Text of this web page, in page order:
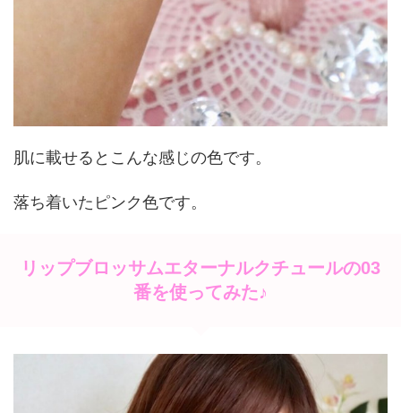
肌に載せるとこんな感じの色です。
落ち着いたピンク色です。
リップブロッサムエターナルクチュールの03
番を使ってみた♪